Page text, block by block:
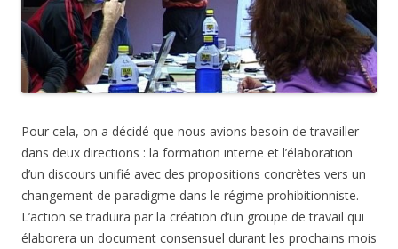
Pour cela, on a décidé que nous avions besoin de travailler
dans deux directions : la formation interne et l’élaboration
d’un discours unifié avec des propositions concrètes vers un
changement de paradigme dans le régime prohibitionniste.
L’action se traduira par la création d’un groupe de travail qui
élaborera un document consensuel durant les prochains mois